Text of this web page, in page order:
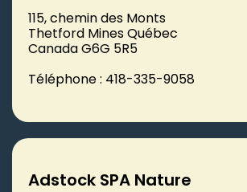
115, chemin des Monts
Thetford Mines Québec
Canada G6G 5R5
Téléphone : 418-335-9058
Adstock SPA Nature